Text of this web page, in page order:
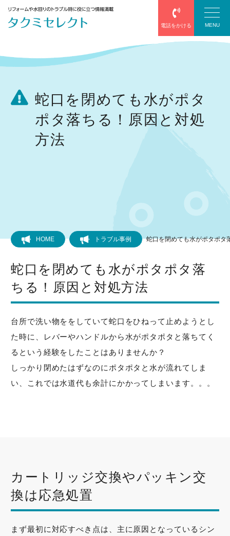
電話をかける MENU
塗装
エアコン
屋根葺き替え
トイレ
キッチン
風呂
トラブル事例
料金表
蛇口を閉めても水がポタ
ポタ落ちる！原因と対処
方法
HOME トラブル事例 蛇口を閉めても水がポタポタ
蛇口を閉めても水がポタポタ落
ちる！原因と対処方法
台所で洗い物ををしていて蛇口をひねって止めようとし
た時に、レバーやハンドルから水がポタポタと落ちてく
るという経験をしたことはありませんか？
しっかり閉めたはずなのにポタポタと水が流れてしま
い、これでは水道代も余計にかかってしまいます。。。
カートリッジ交換やパッキン交
換は応急処置
まず最初に対応すべき点は、主に原因となっているシン